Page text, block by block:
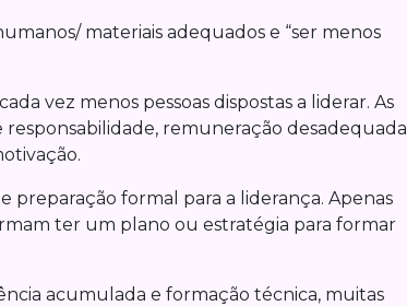
materiais adequados e “ser menos
vez menos pessoas dispostas a liderar. As
responsabilidade, remuneração desadequada
formal para a liderança. Apenas
ter um plano ou estratégia para formar
acumulada e formação técnica, muitas